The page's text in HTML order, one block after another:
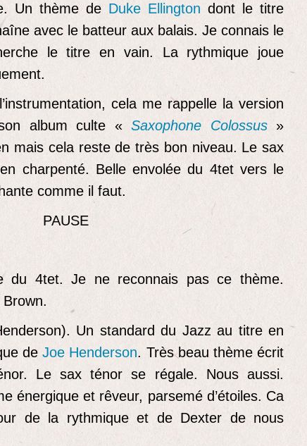
Un thème de Duke Ellington dont le titre
avec le batteur aux balais. Je connais le
le titre en vain. La rythmique joue
cela me rappelle la version
album culte « Saxophone Colossus»
mais cela reste de très bon niveau. Le sax
charpenté. Belle envolée du 4tet vers le
comme il faut.
PAUSE
du 4tet. Je ne reconnais pas ce thème.
Un standard du Jazz au titre en
deJoe Henderson. Très beau thème écrit
Le sax ténor se régale. Nous aussi.
énergique et rêveur, parsemé d’étoiles. Ca
de la rythmique et de Dexter de nous